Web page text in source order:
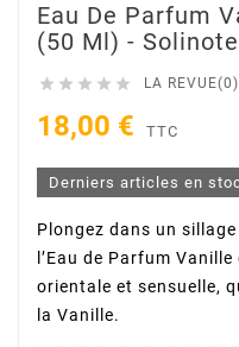
Eau De Parfum
(50 Ml) -
     LA REVUE(0)
18,00 € TTC
Derniers articles en
Plongez dans un
l’Eau de Parfum
orientale et sensuelle,
la Vanille.